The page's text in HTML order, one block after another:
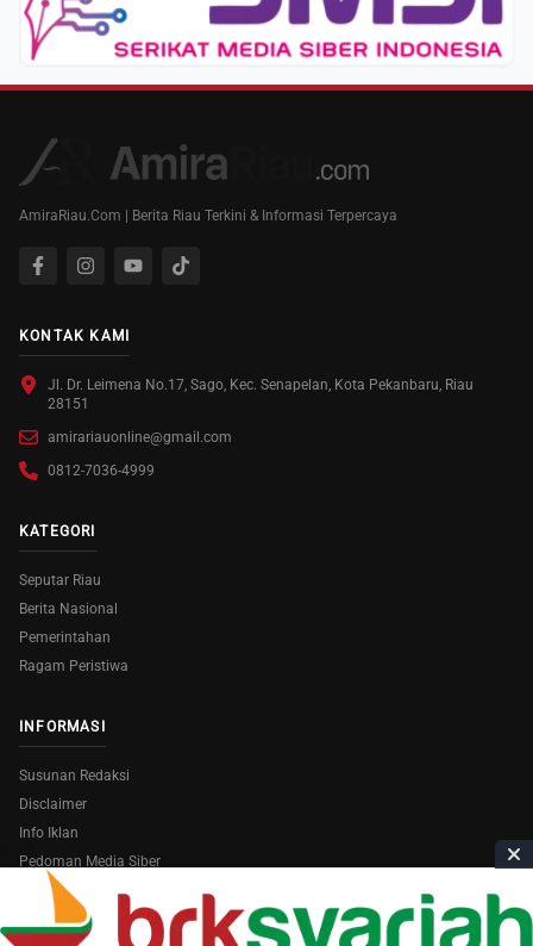
AmiraRiau.Com | Berita Riau Terkini & Informasi Terpercaya
KONTAK KAMI
Jl. Dr. Leimena No.17, Sago, Kec. Senapelan, Kota Pekanbaru, Riau
28151
amirariauonline@gmail.com
0812-7036-4999
KATEGORI
Seputar Riau
Berita Nasional
Pemerintahan
Ragam Peristiwa
INFORMASI
Susunan Redaksi
Disclaimer
Info Iklan
Pedoman Media Siber